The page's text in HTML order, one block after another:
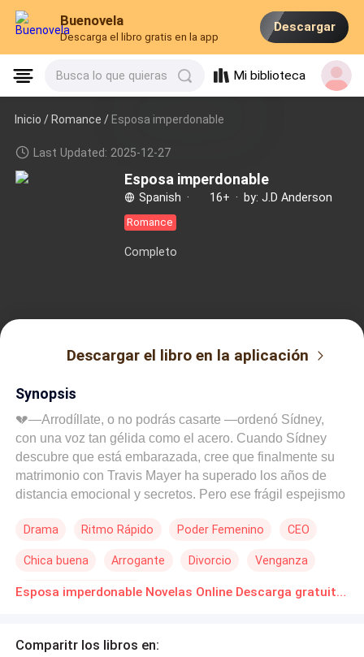
Buenovela
Descarga el libro gratis en la app
Descargar
Busca lo que quieras Mi biblioteca
Inicio /Romance / Esposa imperdonable
Last Updated: 2025-12-27
Esposa imperdonable
Spanish · 16+ · by: J.D Anderson
Romance
Completo
Descargar el libro en la aplicación
Synopsis
💔—Arrodíllate, o no podrás casarte —ordenó Sídney,
con una voz tan gélida como el acero. Cuando Sídney
descubre que está embarazada, cree que finalmente su
matrimonio con Travis Mayer ha superado los años de
distancia emocional y secretos. Pero ese frágil espejismo
darle siquiera la oportunidad de confesarle sobre su hijo.
rechazo, Sídney desaparece de su vida sin dejar rastro.
Tres años después, su pequeño Liam cae gravemente
para que eso ocurra, Sídney deberá concebir otro hijo
Drama Ritmo Rápido Poder Femenino CEO
Chica buena Arrogante Divorcio Venganza
Segunda Oportunidad Esposa imperdonable Novelas Online Descarga gratuita de PDF
Comparitr los libros en: